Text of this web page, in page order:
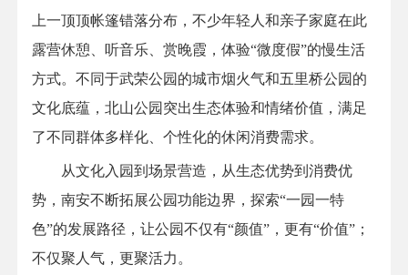
上一顶顶帐篷错落分布，不少年轻人和亲子家庭在此
露营休憩、听音乐、赏晚霞，体验“微度假”的慢生活
方式。不同于武荣公园的城市烟火气和五里桥公园的
文化底蕴，北山公园突出生态体验和情绪价值，满足
了不同群体多样化、个性化的休闲消费需求。
从文化入园到场景营造，从生态优势到消费优
势，南安不断拓展公园功能边界，探索“一园一特
色”的发展路径，让公园不仅有“颜值”，更有“价值”；
不仅聚人气，更聚活力。